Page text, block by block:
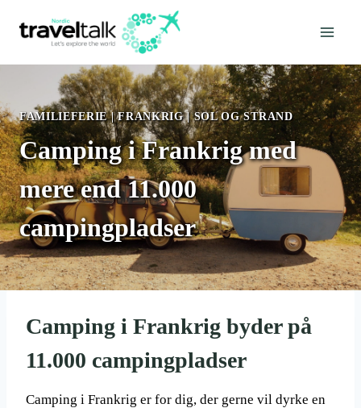
FAMILIEFERIE|FRANKRIG|SOL OG STRAND
Camping i Frankrig med
mere end 11.000
campingpladser
Camping i Frankrig byder på
11.000 campingpladser
Camping i Frankrig er for dig, der gerne vil dyrke en